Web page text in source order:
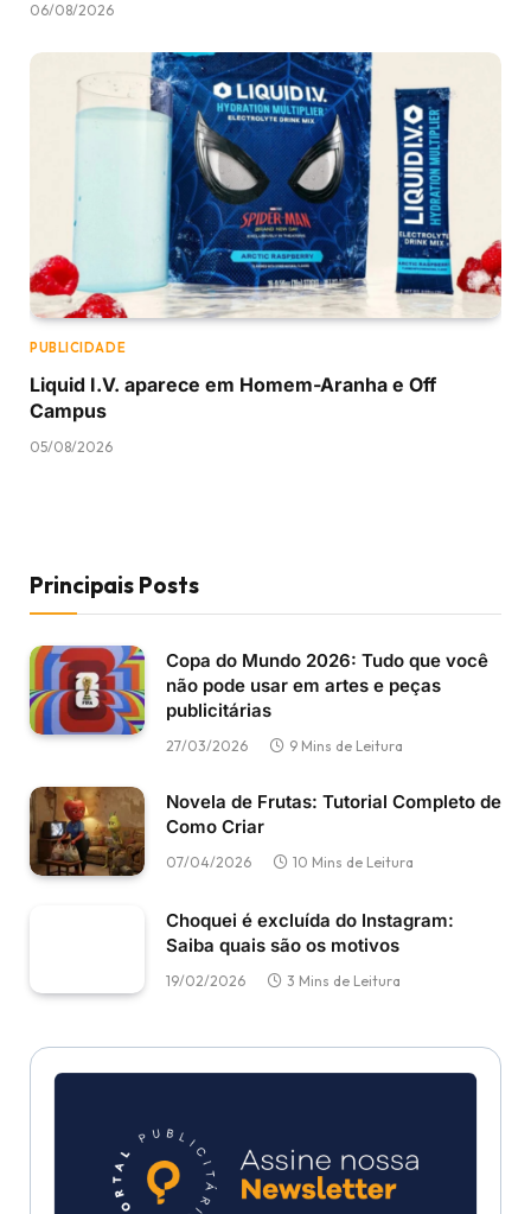
06/08/2026
PUBLICIDADE
Liquid I.V. aparece em Homem-Aranha e Off
Campus
05/08/2026
Principais Posts
Copa do Mundo 2026: Tudo que você
não pode usar em artes e peças
publicitárias
27/03/2026 9 Mins de Leitura
Novela de Frutas: Tutorial Completo de
Como Criar
07/04/2026 10 Mins de Leitura
Choquei é excluída do Instagram:
Saiba quais são os motivos
19/02/2026 3 Mins de Leitura